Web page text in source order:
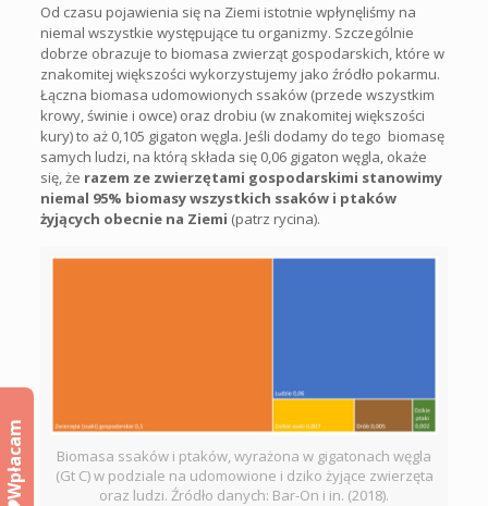
Od czasu pojawienia się na Ziemi istotnie wpłynęliśmy na
niemal wszystkie występujące tu organizmy. Szczególnie
dobrze obrazuje to biomasa zwierząt gospodarskich, które w
znakomitej większości wykorzystujemy jako źródło pokarmu.
Łączna biomasa udomowionych ssaków (przede wszystkim
krowy, świnie i owce) oraz drobiu (w znakomitej większości
kury) to aż 0,105 gigaton węgla. Jeśli dodamy do tego biomasę
samych ludzi, na którą składa się 0,06 gigaton węgla, okaże
się, że razem ze zwierzętami gospodarskimi stanowimy
niemal 95% biomasy wszystkich ssaków i ptaków
żyjących obecnie na Ziemi (patrz rycina).
Biomasa ssaków i ptaków, wyrażona w gigatonach węgla
(Gt C) w podziale na udomowione i dziko żyjące zwierzęta
oraz ludzi. Źródło danych: Bar-On i in. (2018).
Wpłacam